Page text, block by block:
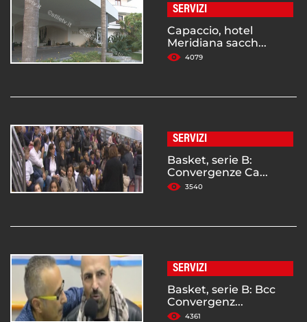
SERVIZI
Capaccio, hotel
Meridiana sacch...
4079
SERVIZI
Basket, serie B:
Convergenze Ca...
3540
SERVIZI
Basket, serie B: Bcc
Convergenz...
4361